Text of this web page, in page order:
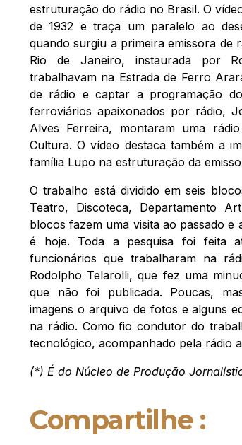
estruturação do rádio no Brasil. O
de 1932 e traça um paralelo ao
quando surgiu a primeira emissora de
Rio de Janeiro, instaurada por
trabalhavam na Estrada de Ferro
de rádio e captar a programação
ferroviários apaixonados por rádio,
Alves Ferreira, montaram uma
Cultura. O vídeo destaca também a
família Lupo na estruturação da
O trabalho está dividido em seis
Teatro, Discoteca, Departamento
blocos fazem uma visita ao passado
é hoje. Toda a pesquisa foi feita
funcionários que trabalharam na
Rodolpho Telarolli, que fez uma
que não foi publicada. Poucas,
imagens o arquivo de fotos e alguns
na rádio. Como fio condutor do
tecnológico, acompanhado pela rádio
(*) É do Núcleo de Produção
Compartilhe :